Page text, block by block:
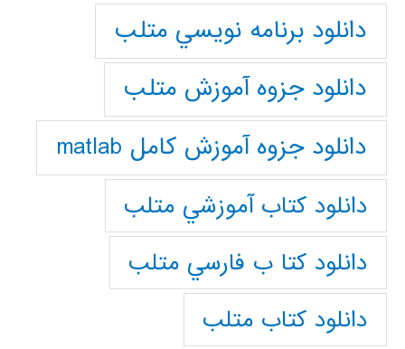
دانلود برنامه نويسي متلب
دانلود جزوه آموزش متلب
دانلود جزوه آموزش کامل matlab
دانلود كتاب آموزشي متلب
دانلود كتا ب فارسي متلب
دانلود كتاب متلب